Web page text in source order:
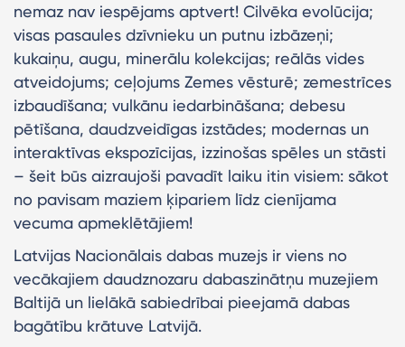
nemaz nav iespējams aptvert! Cilvēka evolūcija;
visas pasaules dzīvnieku un putnu izbāzeņi;
kukaiņu, augu, minerālu kolekcijas; reālās vides
atveidojums; ceļojums Zemes vēsturē; zemestrīces
izbaudīšana; vulkānu iedarbināšana; debesu
pētīšana, daudzveidīgas izstādes; modernas un
interaktīvas ekspozīcijas, izzinošas spēles un stāsti
– šeit būs aizraujoši pavadīt laiku itin visiem: sākot
no pavisam maziem ķipariem līdz cienījama
vecuma apmeklētājiem!
Latvijas Nacionālais dabas muzejs ir viens no
vecākajiem daudznozaru dabaszinātņu muzejiem
Baltijā un lielākā sabiedrībai pieejamā dabas
bagātību krātuve Latvijā.